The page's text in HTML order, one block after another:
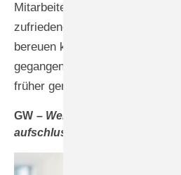
Mitarbeiter sind motivierter,
zufriedener und wir arbeiten
bereuen keine Sekunde, diesen
gegangen zu sein – im
früher gemacht.
GW –Werte Herren, herzlichen
aufschlussreichen Einblicke !